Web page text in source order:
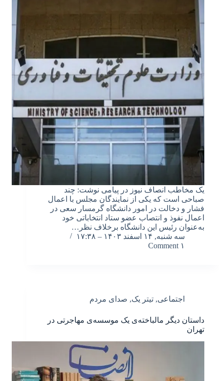
یک مخاطب انصاف نیوز در پیامی نوشت: چند
صباحی است که یکی از نمایندگان مجلس با اعمال
فشار و دخالت در امور دانشگاه گرمسار سعی در
اعمال نفوذ و انتصاب عضو ستاد انتخاباتی خود
به‌عنوان رئیس این دانشگاه برخلاف نظر…
سه شنبه, ۱۴ اسفند ۱۴۰۳ – ۱۷:۳۸
۱ Comment
اجتماعی, تیتر یک, صدای مردم
داستان دیگر مالباخته‌ی یک موسسه‌ی مهاجرتی در
تهران